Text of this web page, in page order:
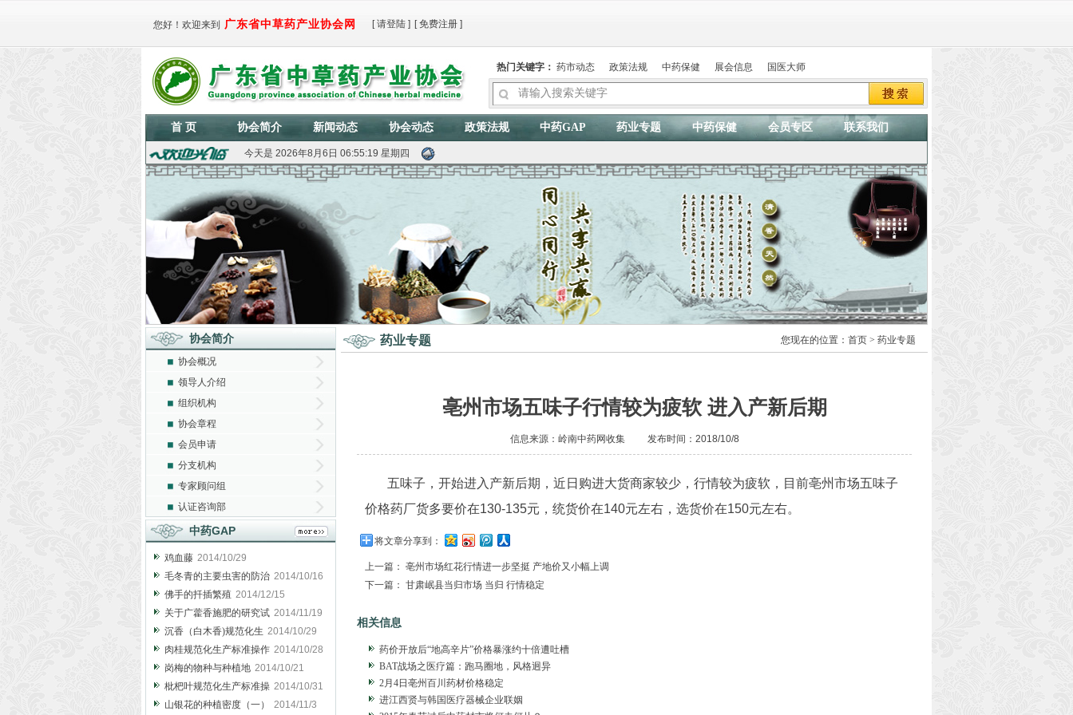
您好！欢迎来到 广东省中草药产业协会网 [ 请登陆 ] [ 免费注册 ]
热门关键字： 药市动态 政策法规 中药保健 展会信息 国医大师
首 页 协会简介 新闻动态 协会动态 政策法规 中药GAP 药业专题 中药保健 会员专区 联系我们
今天是2026年8月6日 06:55:19 星期四
协会简介
协会概况
领导人介绍
组织机构
协会章程
会员申请
分支机构
专家顾问组
认证咨询部
中药GAP
鸡血藤 2014/10/29
毛冬青的主要虫害的防治 2014/10/16
佛手的扦插繁殖 2014/12/15
关于广藿香施肥的研究试 2014/11/19
沉香（白木香)规范化生 2014/10/29
肉桂规范化生产标准操作 2014/10/28
岗梅的物种与种植地 2014/10/21
枇杷叶规范化生产标准操 2014/10/31
山银花的种植密度（一）
2014/11/3
药业专题 您现在的位置： 首页 > 药业专题
亳州市场五味子行情较为疲软 进入产新后期
信息来源：岭南中药网收集 发布时间：2018/10/8
五味子，开始进入产新后期，近日购进大货商家较少，行情较为疲软，目前亳州市场五味子
价格药厂货多要价在130-135元，统货价在140元左右，选货价在150元左右。
将文章分享到：
上一篇： 亳州市场红花行情进一步坚挺 产地价又小幅上调
下一篇： 甘肃岷县当归市场 当归 行情稳定
相关信息
药价开放后“地高辛片”价格暴涨约十倍遭吐槽
BAT战场之医疗篇：跑马圈地，风格迥异
2月4日亳州百川药材价格稳定
进江西贤与韩国医疗器械企业联姻